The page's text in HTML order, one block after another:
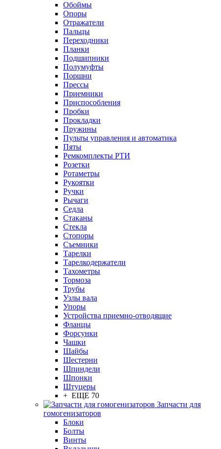
Обоймы
Опоры
Отражатели
Пальцы
Переходники
Планки
Подшипники
Полумуфты
Поршни
Прессы
Приемники
Приспособления
Пробки
Прокладки
Пружины
Пульты управления и автоматика
Пяты
Ремкомплекты РТИ
Розетки
Ротаметры
Рукоятки
Ручки
Рычаги
Седла
Стаканы
Стекла
Стопоры
Съемники
Тарелки
Тарелкодержатели
Тахометры
Тормоза
Трубы
Узлы вала
Упоры
Устройства приемно-отводящие
Фланцы
Форсунки
Чашки
Шайбы
Шестерни
Шпиндели
Шпонки
Штуцеры
+ ЕЩЕ 70
Запчасти для
гомогенизаторов
Блоки
Болты
Винты